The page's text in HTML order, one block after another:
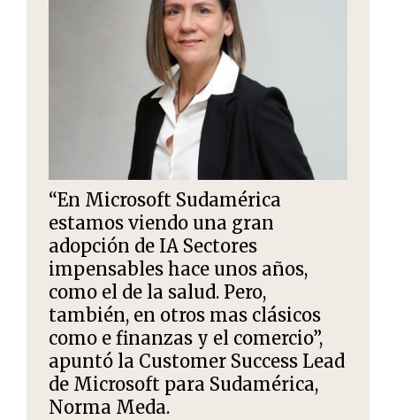
“En Microsoft Sudamérica
estamos viendo una gran
adopción de IA Sectores
impensables hace unos años,
como el de la salud. Pero,
también, en otros mas clásicos
como e finanzas y el comercio”,
apuntó la Customer Success Lead
de Microsoft para Sudamérica,
Norma Meda.